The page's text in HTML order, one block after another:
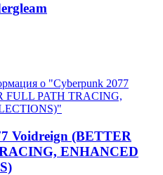
Voidreign (BETTER
ENHANCED